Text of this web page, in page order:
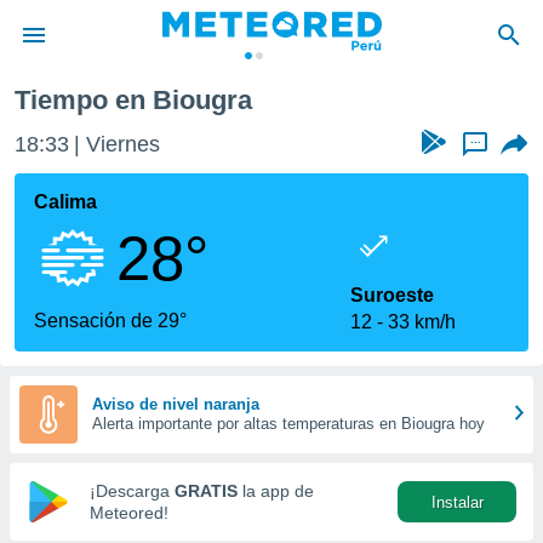
de
ha sido
calidad.
a este
las
y
forma
digital
basada
Tiempo en Biougra
18:33 Viernes ...
Calima
28°
Sensación de 29°
Suroeste
12
33 km/h
Aviso de nivel naranja
Alerta importante por altas temperaturas en Biougra hoy
¡Descarga GRATIS la app de
Meteored!
Instalar